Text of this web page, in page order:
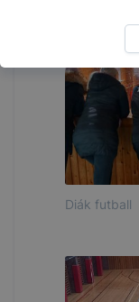
Diák futball